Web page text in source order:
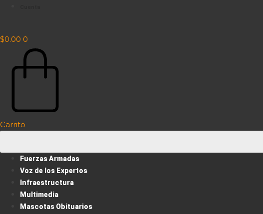
$0.00 0
Carrito
Fuerzas Armadas
Voz de los Expertos
Infraestructura
Multimedia
Mascotas Obituarios